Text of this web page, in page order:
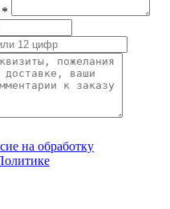
*
на обработку